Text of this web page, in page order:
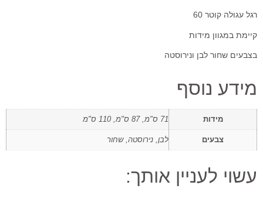
רגל עגולה קוטר 60
קיימת במגוון מידות
בצבעים שחור לבן ונירוסטה
מידע נוסף
מידות 71 ס"מ, 87 ס"מ, 110 ס"מ
צבעים לבן, נירוסטה, שחור
עשוי לעניין אותך: